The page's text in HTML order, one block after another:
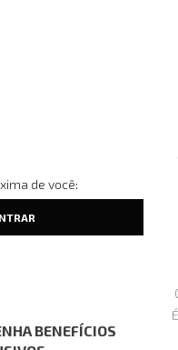
de você:
BENEFÍCIOS